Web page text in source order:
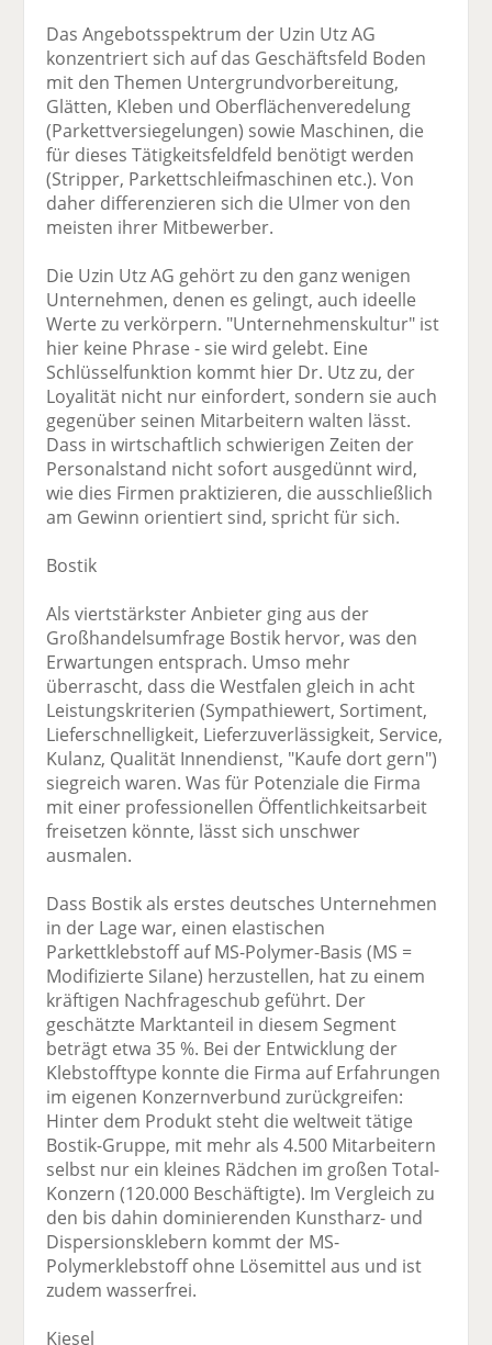
Das Angebotsspektrum der Uzin Utz AG
konzentriert sich auf das Geschäftsfeld Boden
mit den Themen Untergrundvorbereitung,
Glätten, Kleben und Oberflächenveredelung
(Parkettversiegelungen) sowie Maschinen, die
für dieses Tätigkeitsfeldfeld benötigt werden
(Stripper, Parkettschleifmaschinen etc.). Von
daher differenzieren sich die Ulmer von den
meisten ihrer Mitbewerber.
Die Uzin Utz AG gehört zu den ganz wenigen
Unternehmen, denen es gelingt, auch ideelle
Werte zu verkörpern. "Unternehmenskultur" ist
hier keine Phrase - sie wird gelebt. Eine
Schlüsselfunktion kommt hier Dr. Utz zu, der
Loyalität nicht nur einfordert, sondern sie auch
gegenüber seinen Mitarbeitern walten lässt.
Dass in wirtschaftlich schwierigen Zeiten der
Personalstand nicht sofort ausgedünnt wird,
wie dies Firmen praktizieren, die ausschließlich
am Gewinn orientiert sind, spricht für sich.
Bostik
Als viertstärkster Anbieter ging aus der
Großhandelsumfrage Bostik hervor, was den
Erwartungen entsprach. Umso mehr
überrascht, dass die Westfalen gleich in acht
Leistungskriterien (Sympathiewert, Sortiment,
Lieferschnelligkeit, Lieferzuverlässigkeit, Service,
Kulanz, Qualität Innendienst, "Kaufe dort gern")
siegreich waren. Was für Potenziale die Firma
mit einer professionellen Öffentlichkeitsarbeit
freisetzen könnte, lässt sich unschwer
ausmalen.
Dass Bostik als erstes deutsches Unternehmen
in der Lage war, einen elastischen
Parkettklebstoff auf MS-Polymer-Basis (MS =
Modifizierte Silane) herzustellen, hat zu einem
kräftigen Nachfrageschub geführt. Der
geschätzte Marktanteil in diesem Segment
beträgt etwa 35 %. Bei der Entwicklung der
Klebstofftype konnte die Firma auf Erfahrungen
im eigenen Konzernverbund zurückgreifen:
Hinter dem Produkt steht die weltweit tätige
Bostik-Gruppe, mit mehr als 4.500 Mitarbeitern
selbst nur ein kleines Rädchen im großen Total-
Konzern (120.000 Beschäftigte). Im Vergleich zu
den bis dahin dominierenden Kunstharz- und
Dispersionsklebern kommt der MS-
Polymerklebstoff ohne Lösemittel aus und ist
zudem wasserfrei.
Kiesel